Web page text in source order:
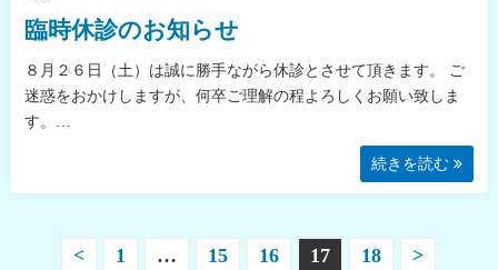
臨時休診のお知らせ
８月２６日（土）は誠に勝手ながら休診とさせて頂きます。 ご
迷惑をおかけしますが、何卒ご理解の程よろしくお願い致しま
す。…
続きを読む
< 1 … 15 16 17 18 >